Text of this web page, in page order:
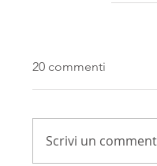
20 commenti
Scrivi un